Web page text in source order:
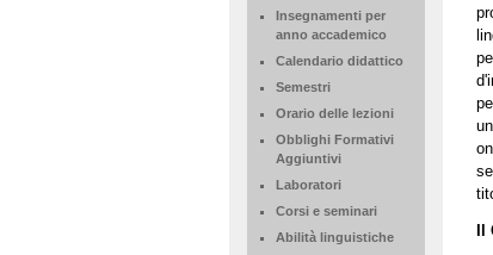
Insegnamenti per
anno accademico
Calendario didattico
Semestri
Orario delle lezioni
Obblighi Formativi
Aggiuntivi
Laboratori
Corsi e seminari
Abilità linguistiche